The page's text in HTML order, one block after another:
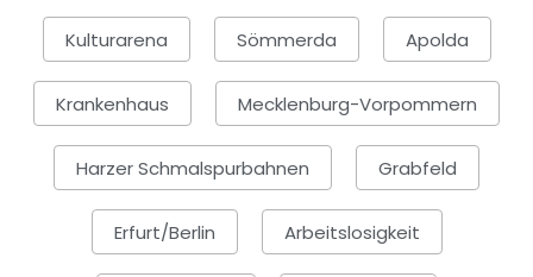
Kulturarena Sömmerda Apolda
Krankenhaus Mecklenburg-Vorpommern
Harzer Schmalspurbahnen Grabfeld
Erfurt/Berlin Arbeitslosigkeit